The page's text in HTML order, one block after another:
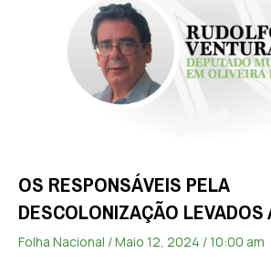
OS RESPONSÁVEIS PELA
DESCOLONIZAÇÃO
Folha Nacional Maio 12, 2024 10:00 am